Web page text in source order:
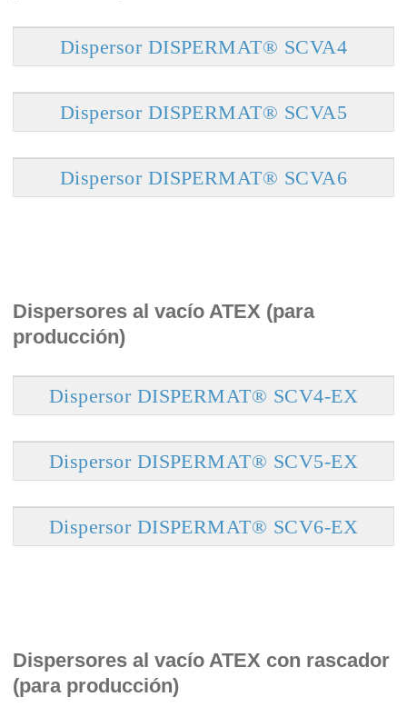
Dispersor DISPERMAT® SCVA4
Dispersor DISPERMAT® SCVA5
Dispersor DISPERMAT® SCVA6
Dispersores al vacío ATEX (para
producción)
Dispersor DISPERMAT® SCV4-EX
Dispersor DISPERMAT® SCV5-EX
Dispersor DISPERMAT® SCV6-EX
Dispersores al vacío ATEX con rascador
(para producción)